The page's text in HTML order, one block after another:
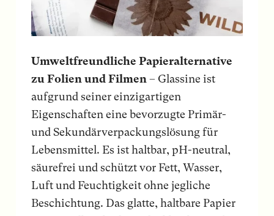
Umweltfreundliche Papieralternative
zu Folien und Filmen – Glassine ist
aufgrund seiner einzigartigen
Eigenschaften eine bevorzugte Primär-
und Sekundärverpackungslösung für
Lebensmittel. Es ist haltbar, pH-neutral,
säurefrei und schützt vor Fett, Wasser,
Luft und Feuchtigkeit ohne jegliche
Beschichtung. Das glatte, haltbare Papier